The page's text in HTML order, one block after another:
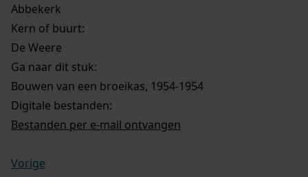
Abbekerk
Kern of buurt:
De Weere
Ga naar dit stuk:
Bouwen van een broeikas, 1954-1954
Digitale bestanden:
Bestanden per e-mail ontvangen
Vorige